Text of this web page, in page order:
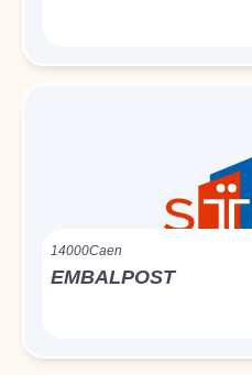
14000Caen
EMBALPOST